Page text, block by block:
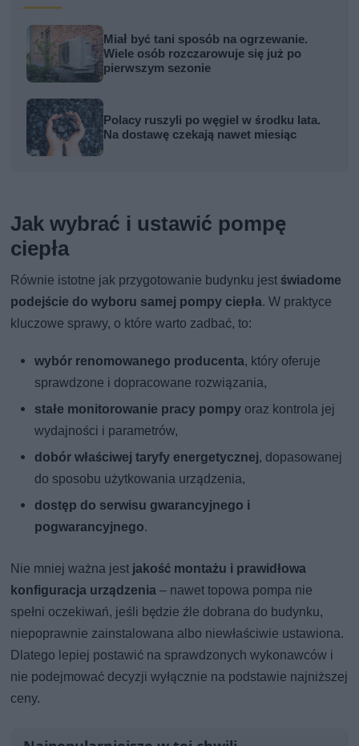
Miał być tani sposób na ogrzewanie.
Wiele osób rozczarowuje się już po
pierwszym sezonie
Polacy ruszyli po węgiel w środku lata.
Na dostawę czekają nawet miesiąc
Jak wybrać i ustawić pompę
ciepła
Równie istotne jak przygotowanie budynku jestświadome
podejście do wyboru samej pompy ciepła. W praktyce
kluczowe sprawy, o które warto zadbać, to:
wybór renomowanego producenta, który oferuje
sprawdzone i dopracowane rozwiązania,
stałe monitorowanie pracy pompy oraz kontrola jej
wydajności i parametrów,
dobór właściwej taryfy energetycznej, dopasowanej
do sposobu użytkowania urządzenia,
dostęp do serwisu gwarancyjnego i
pogwarancyjnego.
Nie mniej ważna jest jakość montażu i prawidłowa
konfiguracja urządzenia – nawet topowa pompa nie
spełni oczekiwań, jeśli będzie źle dobrana do budynku,
niepoprawnie zainstalowana albo niewłaściwie ustawiona.
Dlatego lepiej postawić na sprawdzonych wykonawców i
nie podejmować decyzji wyłącznie na podstawie najniższej
ceny.